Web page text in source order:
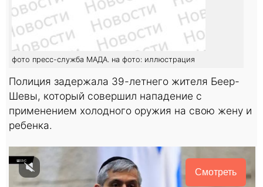
фото пресс-служба МАДА. на фото: иллюстрация
Полиция задержала 39-летнего жителя Беер-
Шевы, который совершил нападение с
применением холодного оружия на свою жену и
ребенка.
Смотреть